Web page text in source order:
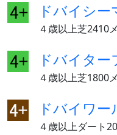
ドバイシ
４歳以上芝2410
ドバイター
４歳以上芝1800
ドバイワ
４歳以上ダート